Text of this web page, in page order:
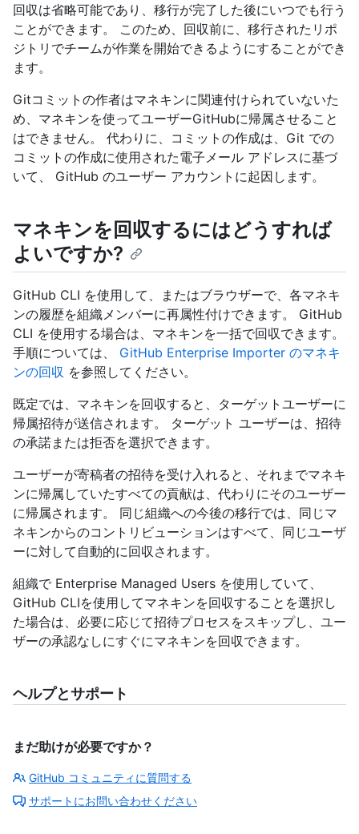
回収は省略可能であり、移行が完了した後にいつでも行う
ことができます。 このため、回収前に、移行されたリポ
ジトリでチームが作業を開始できるようにすることができ
ます。
Gitコミットの作者はマネキンに関連付けられていないた
め、マネキンを使ってユーザーGitHubに帰属させること
はできません。 代わりに、コミットの作成は、Git での
コミットの作成に使用された電子メール アドレスに基づ
いて、 GitHub のユーザー アカウントに起因します。
マネキンを回収するにはどうすれば
よいですか?
GitHub CLI を使用して、またはブラウザーで、各マネキ
ンの履歴を組織メンバーに再属性付けできます。 GitHub
CLI を使用する場合は、マネキンを一括で回収できます。
手順については、 GitHub Enterprise Importer のマネキ
ンの回収 を参照してください。
既定では、マネキンを回収すると、ターゲットユーザーに
帰属招待が送信されます。 ターゲット ユーザーは、招待
の承諾または拒否を選択できます。
ユーザーが寄稿者の招待を受け入れると、それまでマネキ
ンに帰属していたすべての貢献は、代わりにそのユーザー
に帰属されます。 同じ組織への今後の移行では、同じマ
ネキンからのコントリビューションはすべて、同じユーザ
ーに対して自動的に回収されます。
組織で Enterprise Managed Users を使用していて、
GitHub CLIを使用してマネキンを回収することを選択し
た場合は、必要に応じて招待プロセスをスキップし、ユー
ザーの承認なしにすぐにマネキンを回収できます。
ヘルプとサポート
まだ助けが必要ですか？
GitHub コミュニティに質問する
サポートにお問い合わせください